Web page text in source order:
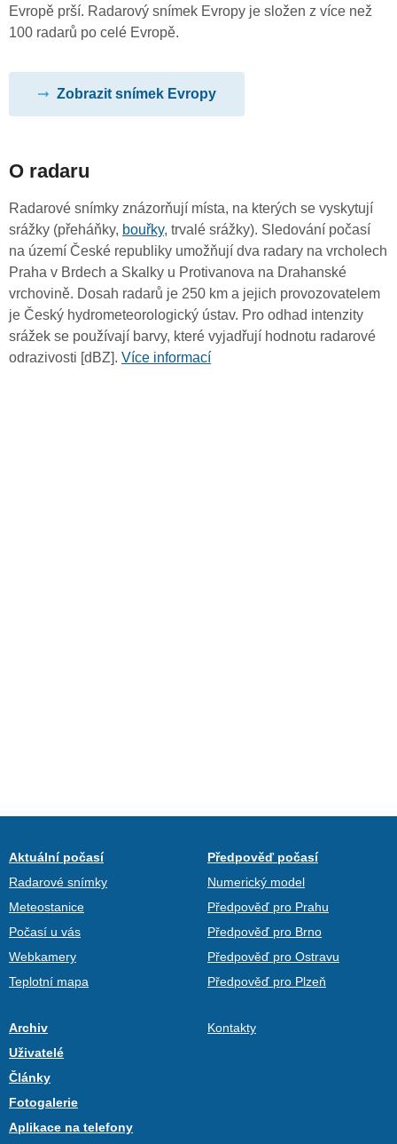
Evropě prší. Radarový snímek Evropy je složen z více než
100 radarů po celé Evropě.
Zobrazit snímek Evropy
O radaru
Radarové snímky znázorňují místa, na kterých se vyskytují
srážky (přeháňky, bouřky, trvalé srážky). Sledování počasí
na území České republiky umožňují dva radary na vrcholech
Praha v Brdech a Skalky u Protivanova na Drahanské
vrchovině. Dosah radarů je 250 km a jejich provozovatelem
je Český hydrometeorologický ústav. Pro odhad intenzity
srážek se používají barvy, které vyjadřují hodnotu radarové
odrazivosti [dBZ]. Více informací
Aktuální počasí
Radarové snímky
Meteostanice
Počasí u vás
Webkamery
Teplotní mapa
Předpověď počasí
Numerický model
Předpověď pro Prahu
Předpověď pro Brno
Předpověď pro Ostravu
Předpověď pro Plzeň
Archiv
Uživatelé
Články
Fotogalerie
Aplikace na telefony
Kontakty